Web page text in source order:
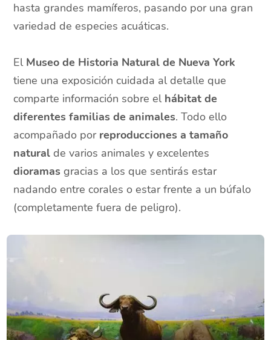
hasta grandes mamíferos, pasando por una gran
variedad de especies acuáticas.
El Museo de Historia Natural de Nueva York
tiene una exposición cuidada al detalle que
comparte información sobre el hábitat de
diferentes familias de animales. Todo ello
acompañado por reproducciones a tamaño
natural de varios animales y excelentes
dioramas gracias a los que sentirás estar
nadando entre corales o estar frente a un búfalo
(completamente fuera de peligro).